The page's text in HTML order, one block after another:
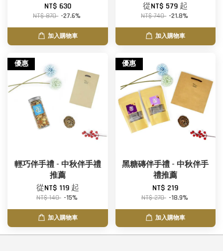
NT$ 630
NT$ 870 -27.6%
加入購物車
從NT$ 579 起
NT$ 740 -21.8%
加入購物車
優惠
輕巧伴手禮 - 中秋伴手禮
推薦
從NT$ 119 起
NT$ 140 -15%
加入購物車
優惠
黑糖磚伴手禮 - 中秋伴手
禮推薦
NT$ 219
NT$ 270 -18.9%
加入購物車